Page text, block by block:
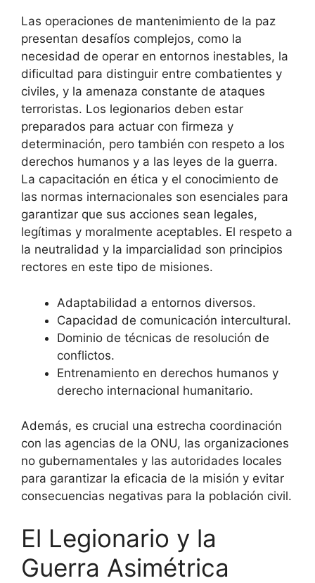
Las operaciones de mantenimiento de la paz
presentan desafíos complejos, como la
necesidad de operar en entornos inestables, la
dificultad para distinguir entre combatientes y
civiles, y la amenaza constante de ataques
terroristas. Los legionarios deben estar
preparados para actuar con firmeza y
determinación, pero también con respeto a los
derechos humanos y a las leyes de la guerra.
La capacitación en ética y el conocimiento de
las normas internacionales son esenciales para
garantizar que sus acciones sean legales,
legítimas y moralmente aceptables. El respeto a
la neutralidad y la imparcialidad son principios
rectores en este tipo de misiones.
Adaptabilidad a entornos diversos.
Capacidad de comunicación intercultural.
Dominio de técnicas de resolución de
conflictos.
Entrenamiento en derechos humanos y
derecho internacional humanitario.
Además, es crucial una estrecha coordinación
con las agencias de la ONU, las organizaciones
no gubernamentales y las autoridades locales
para garantizar la eficacia de la misión y evitar
consecuencias negativas para la población civil.
El Legionario y la
Guerra Asimétrica